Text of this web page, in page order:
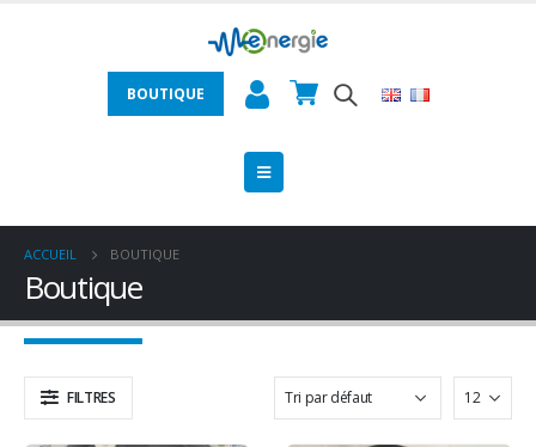
BOUTIQUE
ACCUEIL BOUTIQUE
Boutique
FILTRES